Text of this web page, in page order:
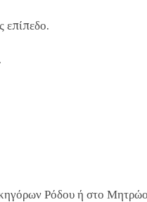
επίπεδο.
Ρόδου ή στο